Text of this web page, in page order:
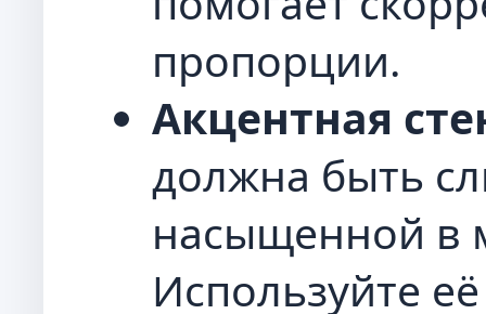
пропорции.
Акцентная
должна быть
насыщенной в
Используйте